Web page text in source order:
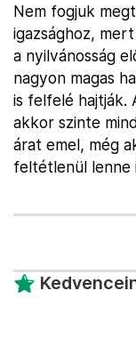
Nem fogjuk
igazsághoz,
a nyilvánosság
nagyon magas
is felfelé hajtják.
akkor szinte
árat emel, még
feltétlenül lenne